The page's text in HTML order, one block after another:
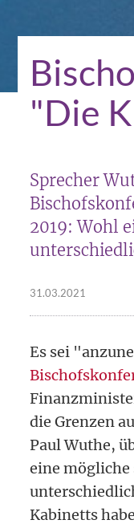
"Die
Sprecher
2019: Wohl
31.03.2021
Es sei
die Grenzen
Paul Wuthe,
eine mögliche
Kabinetts